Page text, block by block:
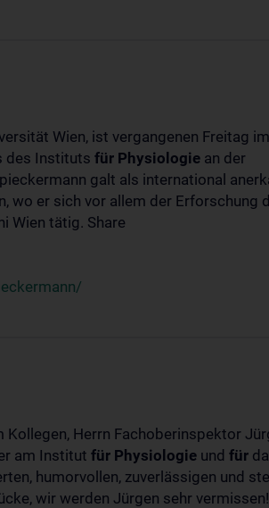
Wien, ist vergangenen Freitag
des Instituts für Physiologie an der
galt als international
wo er sich vor allem der Erforschung
Wien tätig. Share
Herrn Fachoberinspektor
am Institut für Physiologie und für
humorvollen, zuverlässigen und
wir werden Jürgen sehr